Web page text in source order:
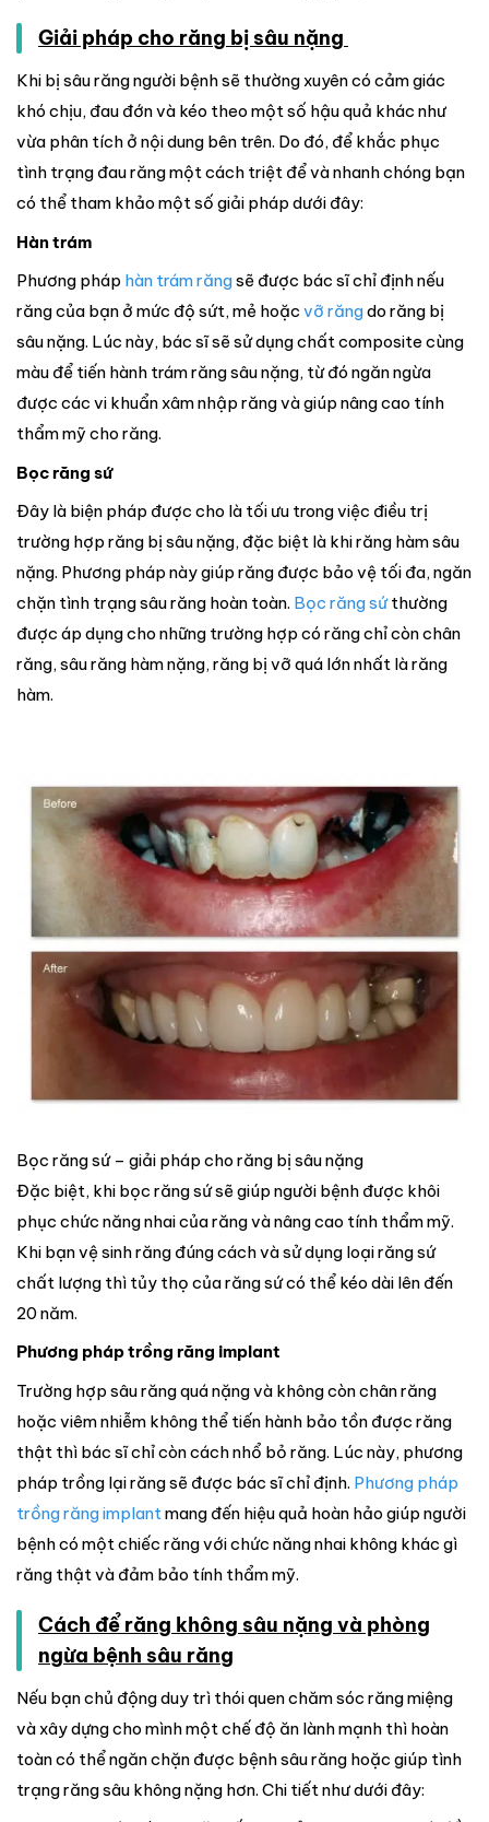
Giải pháp cho răng bị sâu nặng
Khi bị sâu răng người bệnh sẽ thường xuyên có cảm giác
khó chịu, đau đớn và kéo theo một số hậu quả khác như
vừa phân tích ở nội dung bên trên. Do đó, để khắc phục
tình trạng đau răng một cách triệt để và nhanh chóng bạn
có thể tham khảo một số giải pháp dưới đây:
Hàn trám
Phương pháp hàn trám răngsẽ được bác sĩ chỉ định nếu
răng của bạn ở mức độ sứt, mẻ hoặc vỡ răngdo răng bị
sâu nặng. Lúc này, bác sĩ sẽ sử dụng chất composite cùng
màu để tiến hành trám răng sâu nặng, từ đó ngăn ngừa
được các vi khuẩn xâm nhập răng và giúp nâng cao tính
thẩm mỹ cho răng.
Bọc răng sứ
Đây là biện pháp được cho là tối ưu trong việc điều trị
trường hợp răng bị sâu nặng, đặc biệt là khi răng hàm sâu
nặng. Phương pháp này giúp răng được bảo vệ tối đa, ngăn
chặn tình trạng sâu răng hoàn toàn. Bọc răng sứthường
được áp dụng cho những trường hợp có răng chỉ còn chân
răng, sâu răng hàm nặng, răng bị vỡ quá lớn nhất là răng
hàm.
Bọc răng sứ – giải pháp cho răng bị sâu nặng
Đặc biệt, khi bọc răng sứ sẽ giúp người bệnh được khôi
phục chức năng nhai của răng và nâng cao tính thẩm mỹ.
Khi bạn vệ sinh răng đúng cách và sử dụng loại răng sứ
chất lượng thì tủy thọ của răng sứ có thể kéo dài lên đến
20 năm.
Phương pháp trồng răng implant
Trường hợp sâu răng quá nặng và không còn chân răng
hoặc viêm nhiễm không thể tiến hành bảo tồn được răng
thật thì bác sĩ chỉ còn cách nhổ bỏ răng. Lúc này, phương
pháp trồng lại răng sẽ được bác sĩ chỉ định. Phương pháp
trồng răng implant mang đến hiệu quả hoàn hảo giúp người
bệnh có một chiếc răng với chức năng nhai không khác gì
răng thật và đảm bảo tính thẩm mỹ.
Cách để răng không sâu nặng và phòng
ngừa bệnh sâu răng
Nếu bạn chủ động duy trì thói quen chăm sóc răng miệng
và xây dựng cho mình một chế độ ăn lành mạnh thì hoàn
toàn có thể ngăn chặn được bệnh sâu răng hoặc giúp tình
trạng răng sâu không nặng hơn. Chi tiết như dưới đây: